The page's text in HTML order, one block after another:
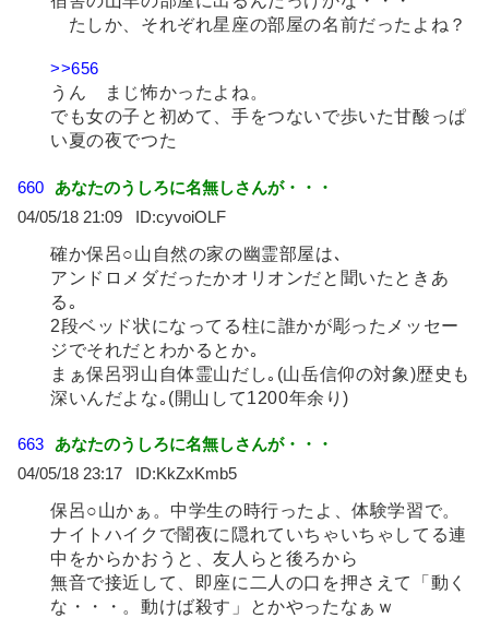
たしか、それぞれ星座の部屋の名前だったよね？
>>656
うん まじ怖かったよね。
でも女の子と初めて、手をつないで歩いた甘酸っぱ
い夏の夜でつた
660
あなたのうしろに名無しさんが・・・
04/05/18 21:09
cyvoiOLF
確か保呂○山自然の家の幽霊部屋は､
アンドロメダだったかオリオンだと聞いたときあ
る｡
2段ベッド状になってる柱に誰かが彫ったメッセー
ジでそれだとわかるとか｡
まぁ保呂羽山自体霊山だし｡(山岳信仰の対象)歴史も
深いんだよな｡(開山して1200年余り)
663
あなたのうしろに名無しさんが・・・
04/05/18 23:17
KkZxKmb5
保呂○山かぁ。中学生の時行ったよ、体験学習で。
ナイトハイクで闇夜に隠れていちゃいちゃしてる連
中をからかおうと、友人らと後ろから
無音で接近して、即座に二人の口を押さえて「動く
な・・・。動けば殺す」とかやったなぁｗ